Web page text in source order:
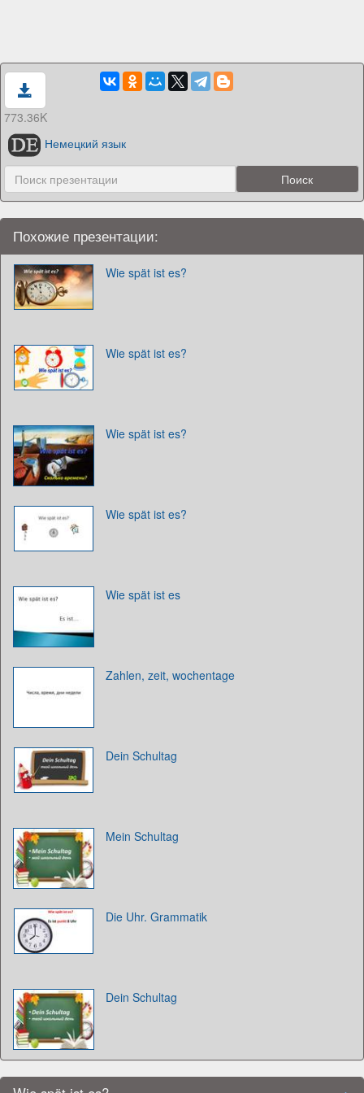
773.36K
Немецкий язык
Похожие презентации:
Wie spät ist es?
Wie spät ist es?
Wie spät ist es?
Wie spät ist es?
Wie spät ist es
Zahlen, zeit, wochentage
Dein Schultag
Mein Schultag
Die Uhr. Grammatik
Dein Schultag